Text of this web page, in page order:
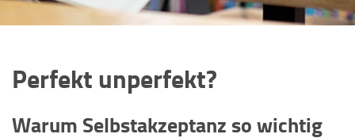
Perfekt unperfekt?
Warum Selbstakzeptanz so wichtig